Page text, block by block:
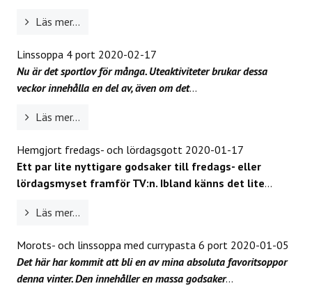
Läs mer...
Linssoppa 4 port 2020-02-17
Nu är det sportlov för många. Uteaktiviteter brukar dessa
veckor innehålla en del av, även om det...
Läs mer...
Hemgjort fredags- och lördagsgott 2020-01-17
Ett par lite nyttigare godsaker till fredags- eller
lördagsmyset framför TV:n. Ibland känns det lite...
Läs mer...
Morots- och linssoppa med currypasta 6 port 2020-01-05
Det här har kommit att bli en av mina absoluta favoritsoppor
denna vinter. Den innehåller en massa godsaker...